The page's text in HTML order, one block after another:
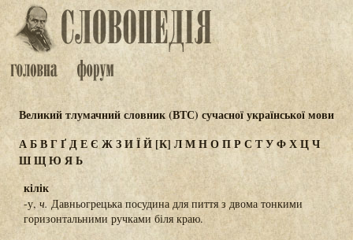
Великий тлумачний словник (ВТС) сучасної української мови
АБВГҐДЕЄ ЖЗИЇЙ [К] ЛМНОПР СТУФХЦЧ
ШЩЮЯЬ
кілік
-у, ч. Давньогрецька посудина для пиття з двома тонкими
горизонтальними ручками біля краю.